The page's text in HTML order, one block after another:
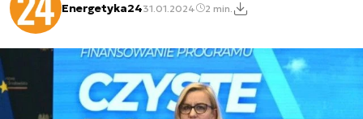
Energetyka2431.01.2024 2 min.